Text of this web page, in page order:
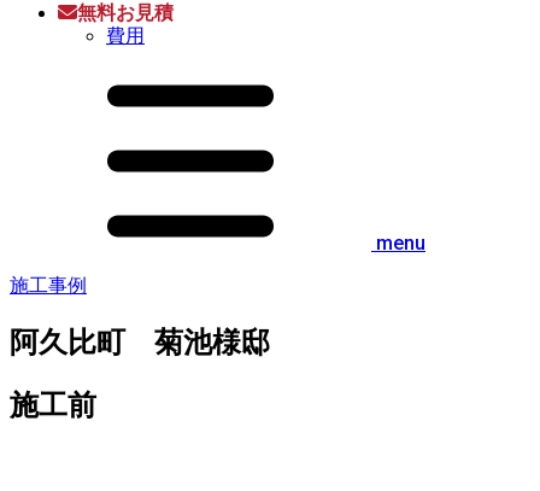
無料お見積
費用
menu
施工事例
阿久比町 菊池様邸
施工前